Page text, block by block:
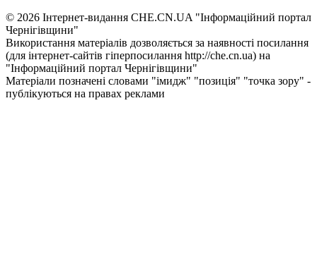
© 2026 Інтернет-видання CHE.CN.UA "Інформаційний портал
Чернiгiвщини"
Використання матеріалів дозволяється за наявності посилання
(для інтернет-сайтів гіперпосилання http://che.cn.ua) на
"Інформаційний портал Чернiгiвщини"
Матеріали позначені словами "імидж" "позиція" "точка зору" -
публікуються на правах реклами